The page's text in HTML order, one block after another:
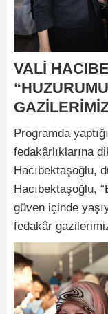
VALİ
Programda
fedakârlıklarına
Hacıbektaşoğlu,
Hacıbektaşoğlu,
güven içinde
fedakâr